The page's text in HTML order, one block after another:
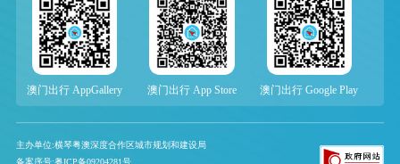
澳门出行 AppGallery 澳门出行 App Store 澳门出行 Google Play
主办单位:横琴粤澳深度合作区城市规划和建设局
备案序号:粤ICP备09204281号